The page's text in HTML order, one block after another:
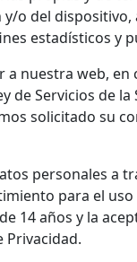
o del
estadísticos y
a nuestra web,
de Servicios de la
solicitado su
personales a
para el
14 años y la
Privacidad.